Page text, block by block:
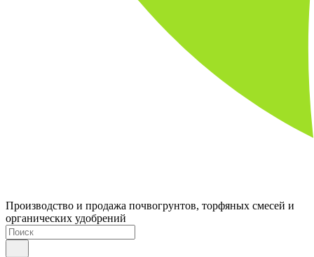
Производство и продажа почвогрунтов, торфяных смесей и
органических удобрений